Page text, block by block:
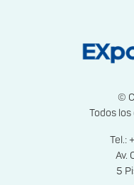
©
Todos
Tel.:
Av.
5